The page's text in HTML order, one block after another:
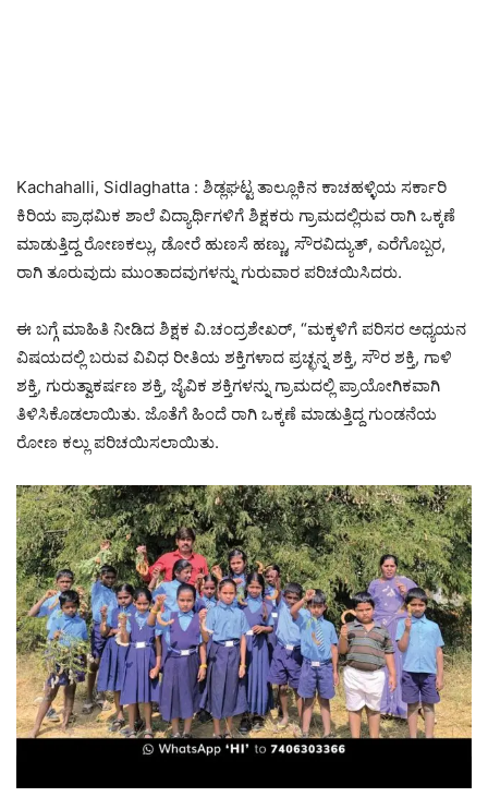
Kachahalli, Sidlaghatta : ಶಿಡ್ಲಘಟ್ಟ ತಾಲ್ಲೂಕಿನ ಕಾಚಹಳ್ಳಿಯ ಸರ್ಕಾರಿ
ಕಿರಿಯ ಪ್ರಾಥಮಿಕ ಶಾಲೆ ವಿದ್ಯಾರ್ಥಿಗಳಿಗೆ ಶಿಕ್ಷಕರು ಗ್ರಾಮದಲ್ಲಿರುವ ರಾಗಿ ಒಕ್ಕಣೆ
ಮಾಡುತ್ತಿದ್ದ ರೋಣಕಲ್ಲು, ಡೋರೆ ಹುಣಸೆ ಹಣ್ಣು, ಸೌರವಿದ್ಯುತ್, ಎರೆಗೊಬ್ಬರ,
ರಾಗಿ ತೂರುವುದು ಮುಂತಾದವುಗಳನ್ನು ಗುರುವಾರ ಪರಿಚಯಿಸಿದರು.
ಈ ಬಗ್ಗೆ ಮಾಹಿತಿ ನೀಡಿದ ಶಿಕ್ಷಕ ವಿ.ಚಂದ್ರಶೇಖರ್, “ಮಕ್ಕಳಿಗೆ ಪರಿಸರ ಅಧ್ಯಯನ
ವಿಷಯದಲ್ಲಿ ಬರುವ ವಿವಿಧ ರೀತಿಯ ಶಕ್ತಿಗಳಾದ ಪ್ರಚ್ಛನ್ನ ಶಕ್ತಿ, ಸೌರ ಶಕ್ತಿ, ಗಾಳಿ
ಶಕ್ತಿ, ಗುರುತ್ವಾಕರ್ಷಣ ಶಕ್ತಿ, ಜೈವಿಕ ಶಕ್ತಿಗಳನ್ನು ಗ್ರಾಮದಲ್ಲಿ ಪ್ರಾಯೋಗಿಕವಾಗಿ
ತಿಳಿಸಿಕೊಡಲಾಯಿತು. ಜೊತೆಗೆ ಹಿಂದೆ ರಾಗಿ ಒಕ್ಕಣೆ ಮಾಡುತ್ತಿದ್ದ ಗುಂಡನೆಯ
ರೋಣ ಕಲ್ಲು ಪರಿಚಯಿಸಲಾಯಿತು.